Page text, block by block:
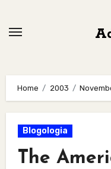
Home 2003
Blogologia
The